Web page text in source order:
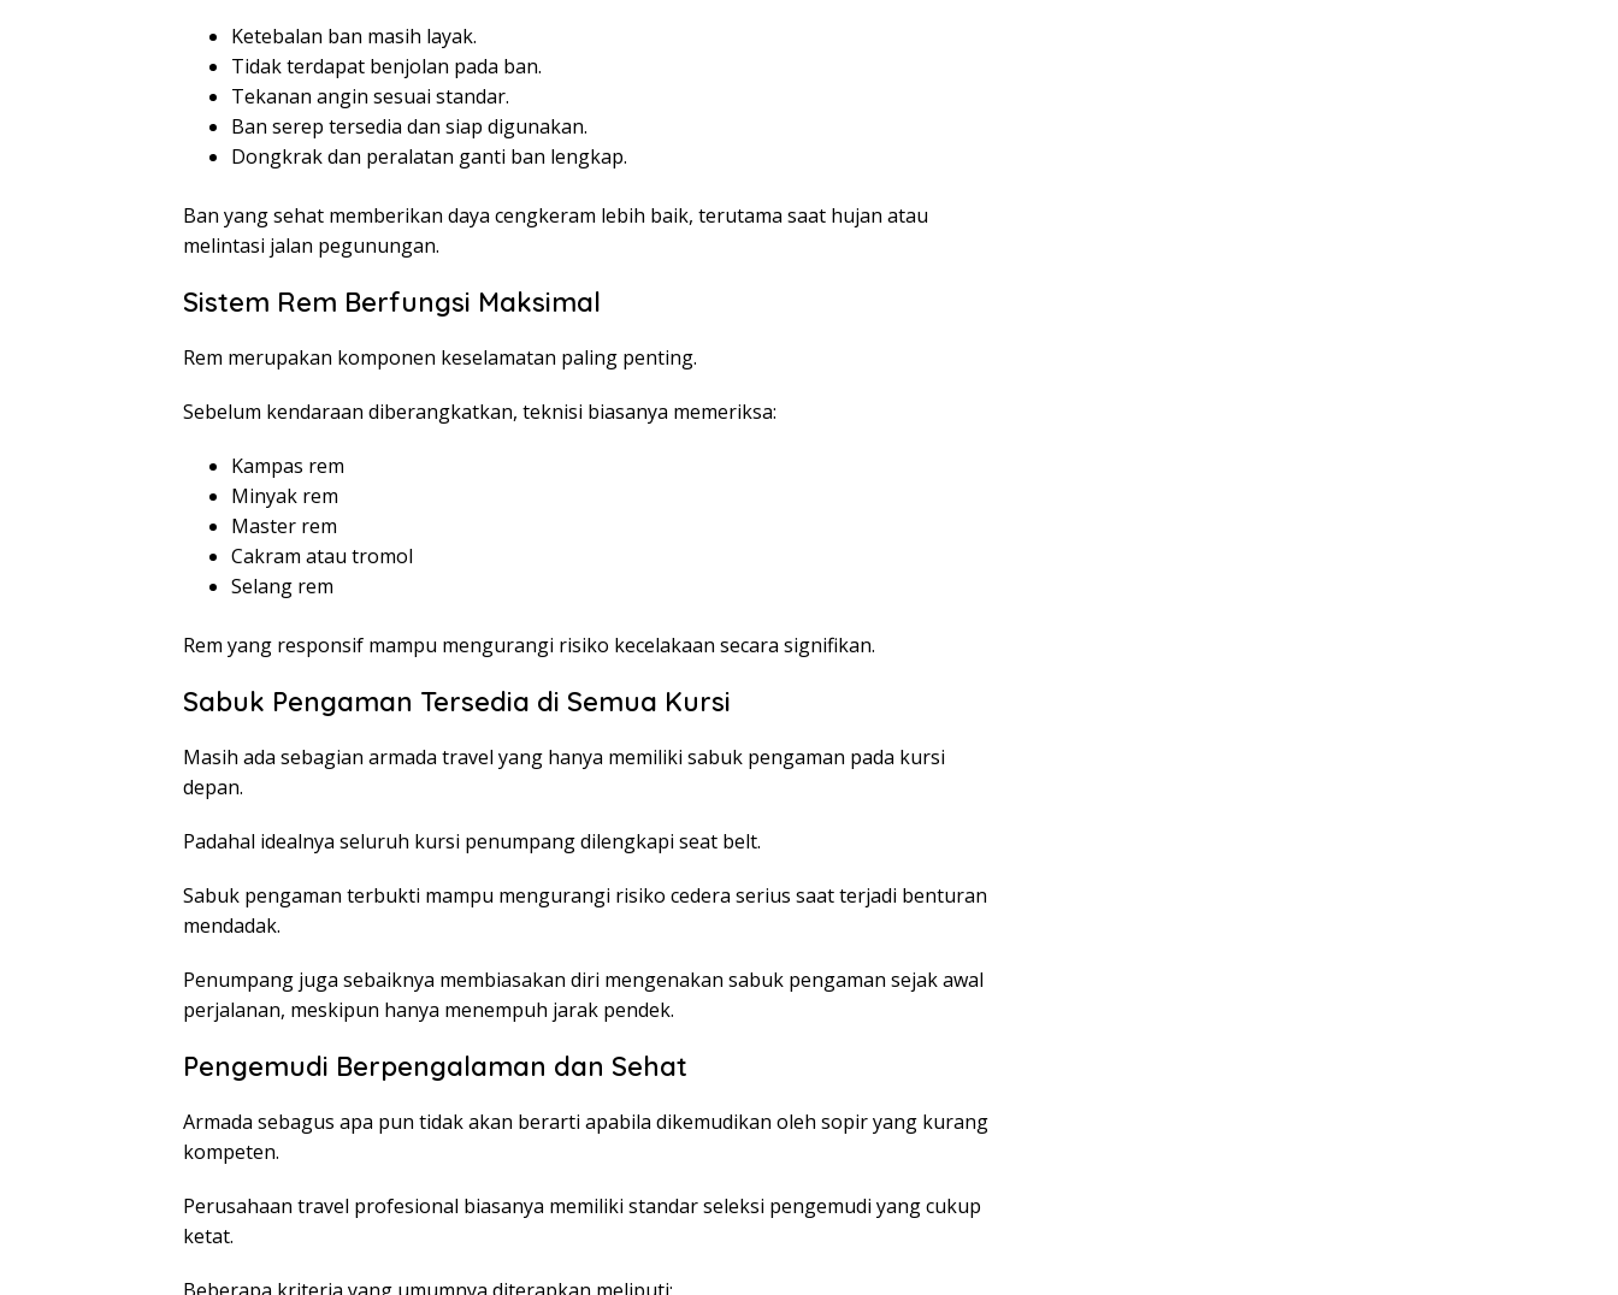
Ketebalan ban masih layak.
Tidak terdapat benjolan pada ban.
Tekanan angin sesuai standar.
Ban serep tersedia dan siap digunakan.
Dongkrak dan peralatan ganti ban lengkap.
Ban yang sehat memberikan daya cengkeram lebih baik, terutama saat hujan atau
melintasi jalan pegunungan.
Sistem Rem Berfungsi Maksimal
Rem merupakan komponen keselamatan paling penting.
Sebelum kendaraan diberangkatkan, teknisi biasanya memeriksa:
Kampas rem
Minyak rem
Master rem
Cakram atau tromol
Selang rem
Rem yang responsif mampu mengurangi risiko kecelakaan secara signifikan.
Sabuk Pengaman Tersedia di Semua Kursi
Masih ada sebagian armada travel yang hanya memiliki sabuk pengaman pada kursi
depan.
Padahal idealnya seluruh kursi penumpang dilengkapi seat belt.
Sabuk pengaman terbukti mampu mengurangi risiko cedera serius saat terjadi benturan
mendadak.
Penumpang juga sebaiknya membiasakan diri mengenakan sabuk pengaman sejak awal
perjalanan, meskipun hanya menempuh jarak pendek.
Pengemudi Berpengalaman dan Sehat
Armada sebagus apa pun tidak akan berarti apabila dikemudikan oleh sopir yang kurang
kompeten.
Perusahaan travel profesional biasanya memiliki standar seleksi pengemudi yang cukup
ketat.
Beberapa kriteria yang umumnya diterapkan meliputi: